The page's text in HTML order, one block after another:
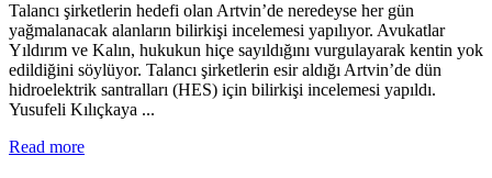
Talancı şirketlerin hedefi olan Artvin’de neredeyse her gün
yağmalanacak alanların bilirkişi incelemesi yapılıyor. Avukatlar
Yıldırım ve Kalın, hukukun hiçe sayıldığını vurgulayarak kentin yok
edildiğini söylüyor. Talancı şirketlerin esir aldığı Artvin’de dün
hidroelektrik santralları (HES) için bilirkişi incelemesi yapıldı.
Yusufeli Kılıçkaya ...
Read more